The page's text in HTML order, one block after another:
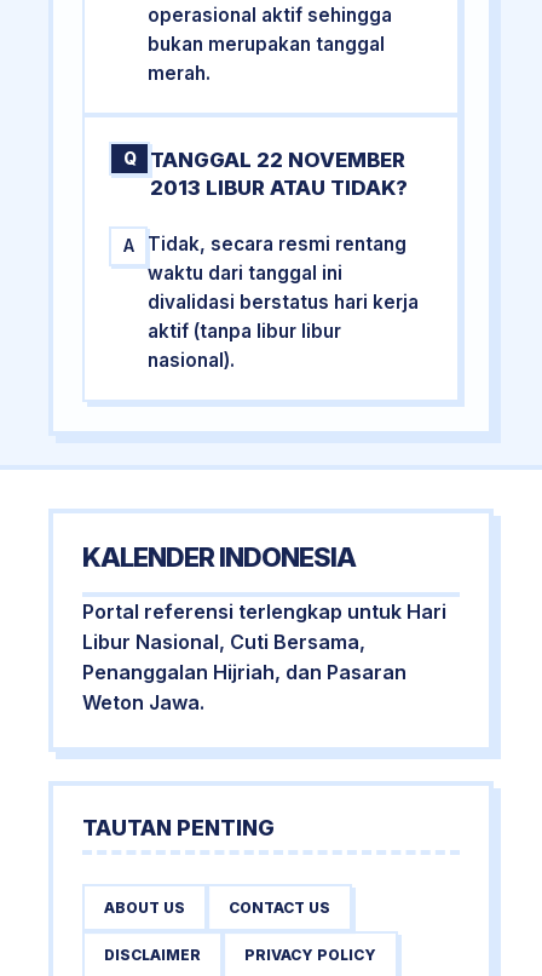
operasional aktif sehingga
bukan merupakan tanggal
merah.
Q
TANGGAL 22 NOVEMBER
2013 LIBUR ATAU TIDAK?
A
Tidak, secara resmi rentang
waktu dari tanggal ini
divalidasi berstatus hari kerja
aktif (tanpa libur libur
nasional).
KALENDER INDONESIA
Portal referensi terlengkap untuk Hari
Libur Nasional, Cuti Bersama,
Penanggalan Hijriah, dan Pasaran
Weton Jawa.
TAUTAN PENTING
ABOUT US CONTACT US
DISCLAIMER PRIVACY POLICY